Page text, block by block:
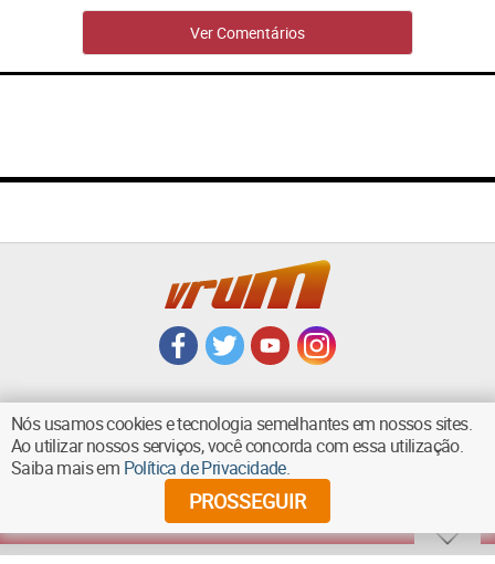
Ver Comentários
VOLTAR AO TOPO
Diários Associados - Todos os direitos reservados
Nós usamos cookies e tecnologia semelhantes em nossos sites.
Ao utilizar nossos serviços, você concorda com essa utilização.
Saiba mais em Política de Privacidade.
PROSSEGUIR